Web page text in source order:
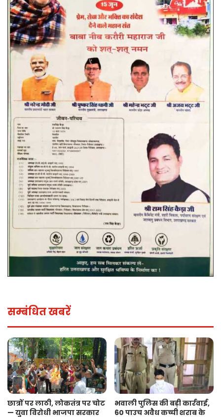
सम्बंधित खबरें
छात्रों पर लाठी, लोकतंत्र पर चोट
— युवा विरोधी भाजपा सरकार
भवाली पुलिस की बड़ी कार्रवाई,
60 पाउच अवैध कच्ची शराब के